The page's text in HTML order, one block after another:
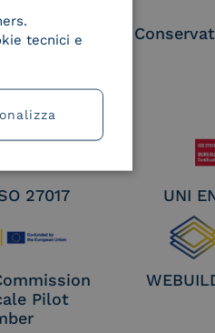
e
CIE
27017 UNI
Pilot
tecnici e